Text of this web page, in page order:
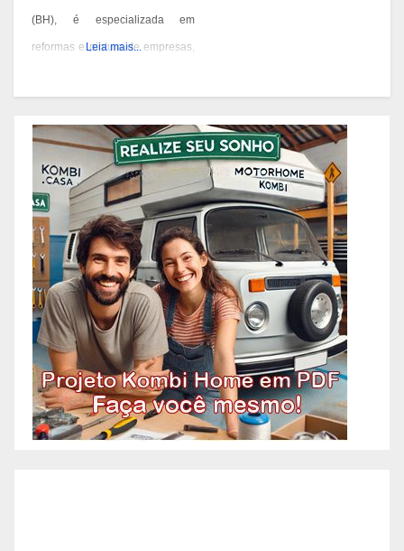
(BH), é especializada em
reformas e pintura de empresas,
experiência desde 1978 e são
conhecidos por seus serviços de
qualidade em BH. Você pode
contatá-los pelos telefones 31
3473-2000, 3357-1961 ou
98687-2000 se você está
pensando em reformar ou pintar
a fachada da sua empresa,
condomínio ou
Leia mais...